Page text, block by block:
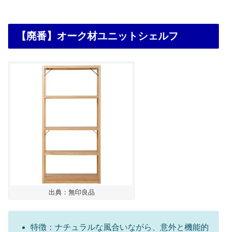
【廃番】オーク材ユニットシェルフ
出典：無印良品
特徴：ナチュラルな風合いながら、意外と機能的